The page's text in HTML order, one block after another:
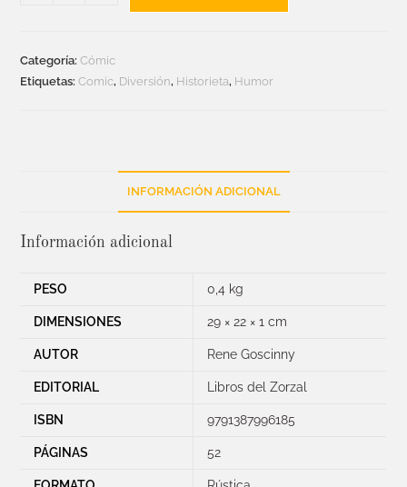
Categoría:Cómic
Etiquetas:Comic, Diversión, Historieta, Humor
INFORMACIÓN ADICIONAL
Información adicional
PESO 0,4 kg
DIMENSIONES 29 × 22 × 1 cm
AUTOR Rene Goscinny
EDITORIAL Libros del Zorzal
ISBN 9791387996185
PÁGINAS 52